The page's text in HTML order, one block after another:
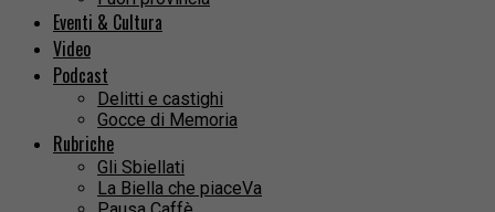
Eventi & Cultura
Video
Podcast
Delitti e castighi
Gocce di Memoria
Rubriche
Gli Sbiellati
La Biella che piaceVa